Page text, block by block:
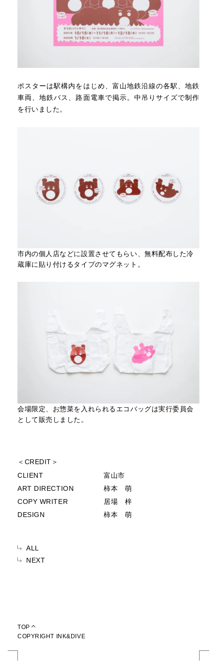
ポスターは駅構内をはじめ、富山地鉄沿線の各駅、地鉄
車両、地鉄バス、路面電車で掲示。中吊りサイズで制作
を行いました。
市内の個人店などに設置させてもらい、無料配布した冷
蔵庫に貼り付けるタイプのマグネット。
会場限定、お惣菜を入れられるエコバッグは実行委員会
として販売しました。
＜CREDIT＞
CLIENT
富山市
ART DIRECTION
柿本 萌
COPY WRITER
居場 梓
DESIGN
柿本 萌
ALL
NEXT
TOP
COPYRIGHT INK&DIVE